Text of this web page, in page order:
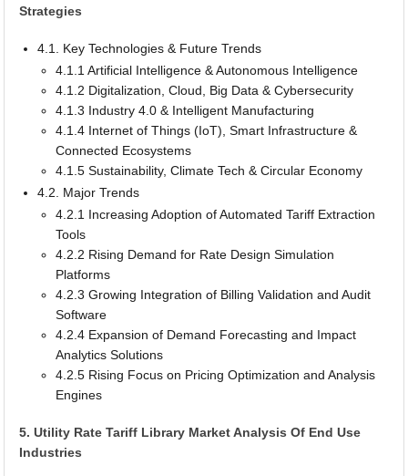
Strategies
4.1. Key Technologies & Future Trends
4.1.1 Artificial Intelligence & Autonomous Intelligence
4.1.2 Digitalization, Cloud, Big Data & Cybersecurity
4.1.3 Industry 4.0 & Intelligent Manufacturing
4.1.4 Internet of Things (IoT), Smart Infrastructure &
Connected Ecosystems
4.1.5 Sustainability, Climate Tech & Circular Economy
4.2. Major Trends
4.2.1 Increasing Adoption of Automated Tariff Extraction
Tools
4.2.2 Rising Demand for Rate Design Simulation
Platforms
4.2.3 Growing Integration of Billing Validation and Audit
Software
4.2.4 Expansion of Demand Forecasting and Impact
Analytics Solutions
4.2.5 Rising Focus on Pricing Optimization and Analysis
Engines
5. Utility Rate Tariff Library Market Analysis Of End Use
Industries